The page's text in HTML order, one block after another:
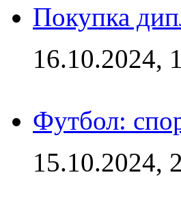
Покупка
16.10.2024,
Футбол:
15.10.2024,